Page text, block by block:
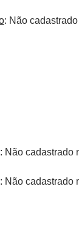
: Não cadastrado
: Não cadastrado
: Não cadastrado